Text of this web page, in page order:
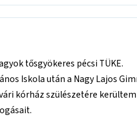
tősgyökeres pécsi TÜKE.
Iskola után a Nagy Lajos
kórház szülészetére